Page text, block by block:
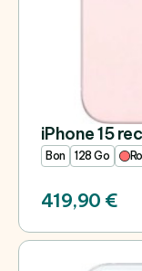
iPhone 15
128 Go
Bon
419,90 €